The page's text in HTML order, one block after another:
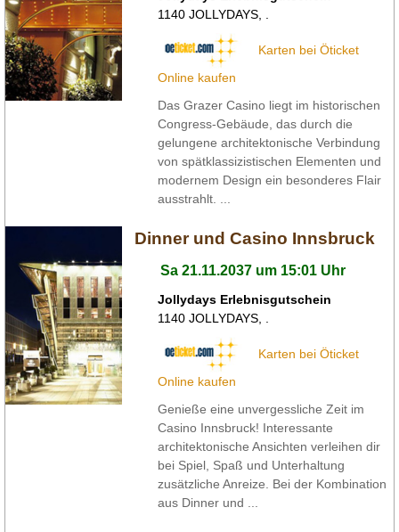
1140 JOLLYDAYS
Karten bei Öticket
Online kaufen
Das Grazer Casino liegt im historischen
Congress-Gebäude, das durch die
gelungene architektonische Verbindung
von spätklassizistischen Elementen und
modernem Design ein besonderes Flair
ausstrahlt. ...
Dinner und Casino Innsbruck
Sa 21.11.2037 um 15:01 Uhr
Jollydays Erlebnisgutschein
1140 JOLLYDAYS
Karten bei Öticket
Online kaufen
Genieße eine unvergessliche Zeit im
Casino Innsbruck! Interessante
architektonische Ansichten verleihen dir
bei Spiel, Spaß und Unterhaltung
zusätzliche Anreize. Bei der Kombination
aus Dinner und ...